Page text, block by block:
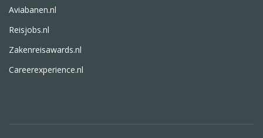
Aviabanen.nl
Reisjobs.nl
Zakenreisawards.nl
Careerexperience.nl